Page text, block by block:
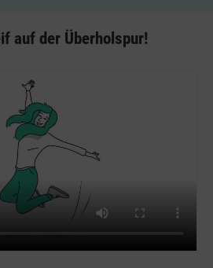
auf der Überholspur!